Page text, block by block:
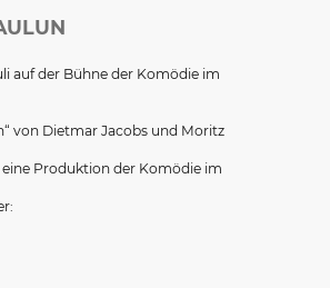
auf der Bühne der Komödie im
von Dietmar Jacobs und Moritz
eine Produktion der Komödie im